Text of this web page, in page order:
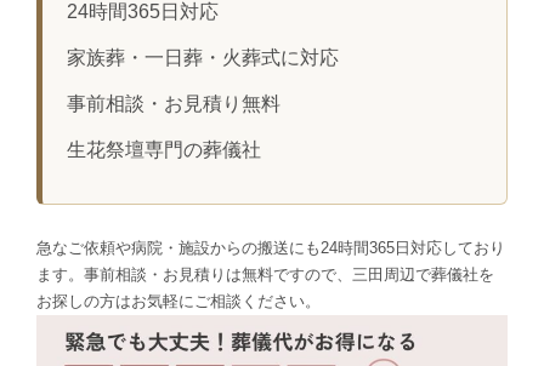
24時間365日対応
家族葬・一日葬・火葬式に対応
事前相談・お見積り無料
生花祭壇専門の葬儀社
急なご依頼や病院・施設からの搬送にも24時間365日対応しており
ます。事前相談・お見積りは無料ですので、三田周辺で葬儀社を
お探しの方はお気軽にご相談ください。